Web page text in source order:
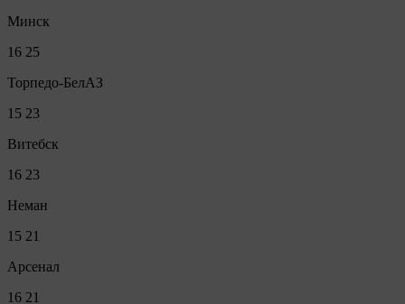
Минск
16 25
Торпедо-БелАЗ
15 23
Витебск
16 23
Неман
15 21
Арсенал
16 21